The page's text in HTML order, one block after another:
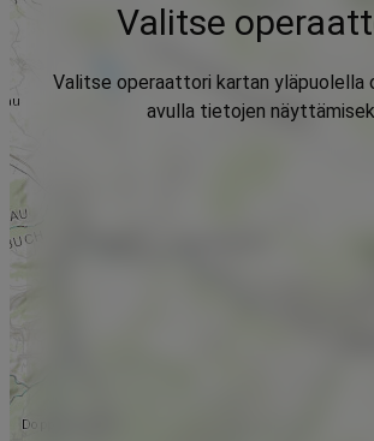
Valitse
Valitse operaattori kartan yläpuolella
avulla tietojen